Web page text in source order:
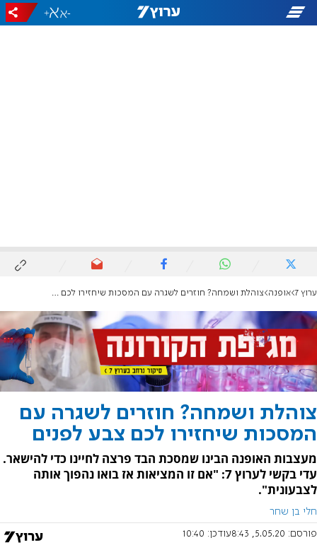
-
+
ערוץ 7 אופנה צוהלת ושמחה? חוזרים לשגרה עם המסכות שיחזירו לכם צבע לפנים
צוהלת ושמחה? חוזרים לשגרה עם
המסכות שיחזירו לכם צבע לפנים
מעצבות האופנה הבינו שמסכת הבד פרצה לחיינו כדי להישאר.
עדי בקשי לערוץ 7: "אם זו המציאות אז בואו נהפוך אותה
לצבעונית".
חלי בן שחר
פורסם: 5.05.20, 8:43 עודכן: 10:40